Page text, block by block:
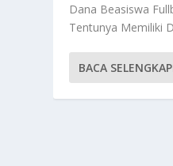
Dana Beasiswa
Tentunya Memiliki
BACA